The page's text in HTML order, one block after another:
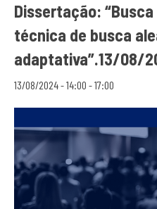
Dissertação:
técnica de busca
adaptativa”.13/08/
13/08/2024 - 14:00 -17:00